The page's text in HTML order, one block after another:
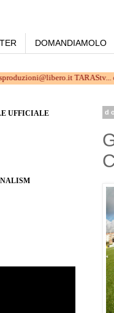
DOMANDIAMOLO
TARAStv... chi la fa
UFFICIALE